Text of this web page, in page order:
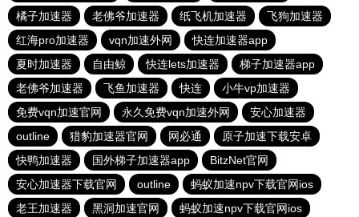
橘子加速器
老佛爷加速器 纸飞机加速器
飞狗加速器
红海pro加速器
vqn加速外网
快连加速器app
夏时加速器
自由鲸 快连lets加速器
梯子加速器app
老佛爷加速器
飞鱼加速器 快连
小牛vp加速器
免费vqn加速官网
永久免费vqn加速外网
安心加速器
outline
猎豹加速器官网 网必通
原子加速下载安卓
快鸭加速器
国外梯子加速器app
BitzNet官网
安心加速器下载官网
outline
蚂蚁加速npv下载官网ios
老王加速器
黑洞加速官网
蚂蚁加速npv下载官网ios